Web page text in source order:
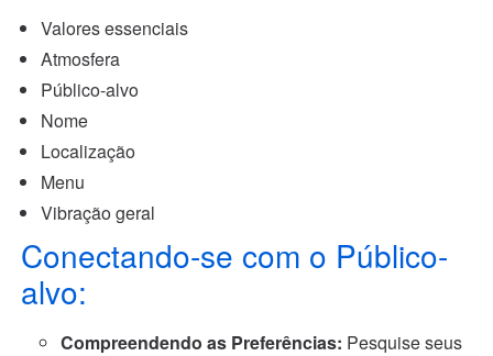
Valores essenciais
Atmosfera
Público-alvo
Nome
Localização
Menu
Vibração geral
Conectando-se com o Público-
alvo:
Compreendendo as Preferências: Pesquise seus